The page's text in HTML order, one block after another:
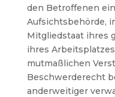
den Betroffenen
Aufsichtsbehörde,
Mitgliedstaat ihres
ihres
mutmaßlichen
Beschwerderecht
anderweitiger